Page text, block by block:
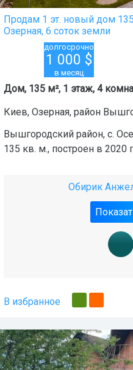
Продам 1 эт. новый дом
Озерная, 6 соток земли
долгосрочно
1 000 $
в месяц
Дом, 135 м², 1 этаж, 4
Киев, Озерная, район
Вышгородский район, с.
135 кв. м., построен в 2020
Обирик
В избранное